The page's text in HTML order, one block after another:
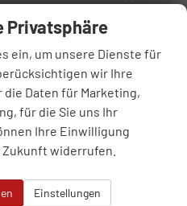
Automatik
Außenfarbe Mojavebeige Metallic
Kilometerstand 10 km
WhatsApp anfragen
Wir rufen Sie anFahrzeugexposé (PDF)
Fahrzeug parken
Privatsphäre
ein, um unsere Dienste für
wir Ihre
Daten für Marketing,
für die Sie uns Ihr
Ihre Einwilligung
widerrufen.
Einstellungen